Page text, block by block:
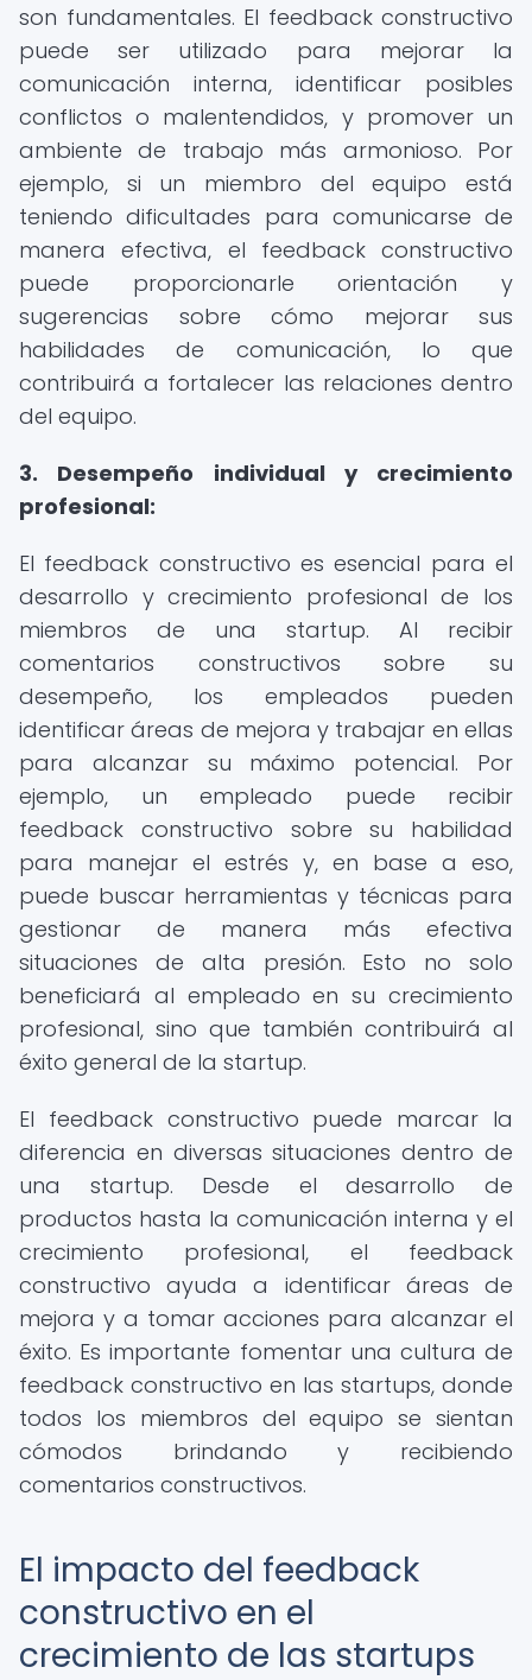
son fundamentales. El feedback constructivo
puede ser utilizado para mejorar la
comunicación interna, identificar posibles
conflictos o malentendidos, y promover un
ambiente de trabajo más armonioso. Por
ejemplo, si un miembro del equipo está
teniendo dificultades para comunicarse de
manera efectiva, el feedback constructivo
puede proporcionarle orientación y
sugerencias sobre cómo mejorar sus
habilidades de comunicación, lo que
contribuirá a fortalecer las relaciones dentro
del equipo.
3. Desempeño individual y crecimiento
profesional:
El feedback constructivo es esencial para el
desarrollo y crecimiento profesional de los
miembros de una startup. Al recibir
comentarios constructivos sobre su
desempeño, los empleados pueden
identificar áreas de mejora y trabajar en ellas
para alcanzar su máximo potencial. Por
ejemplo, un empleado puede recibir
feedback constructivo sobre su habilidad
para manejar el estrés y, en base a eso,
puede buscar herramientas y técnicas para
gestionar de manera más efectiva
situaciones de alta presión. Esto no solo
beneficiará al empleado en su crecimiento
profesional, sino que también contribuirá al
éxito general de la startup.
El feedback constructivo puede marcar la
diferencia en diversas situaciones dentro de
una startup. Desde el desarrollo de
productos hasta la comunicación interna y el
crecimiento profesional, el feedback
constructivo ayuda a identificar áreas de
mejora y a tomar acciones para alcanzar el
éxito. Es importante fomentar una cultura de
feedback constructivo en las startups, donde
todos los miembros del equipo se sientan
cómodos brindando y recibiendo
comentarios constructivos.
El impacto del feedback
constructivo en el
crecimiento de las startups